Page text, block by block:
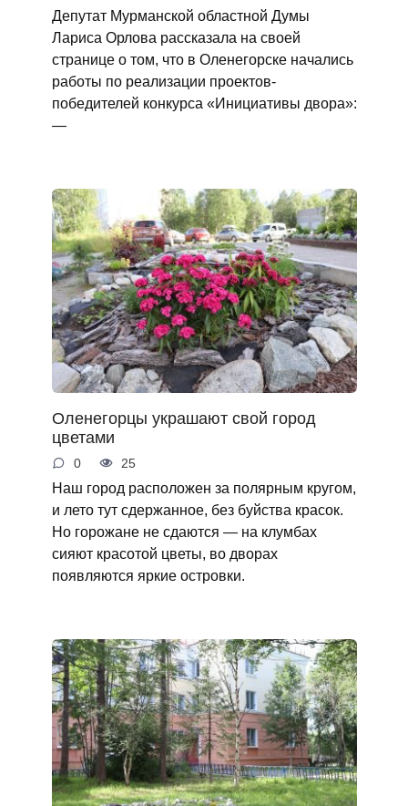
Депутат Мурманской областной Думы
Лариса Орлова рассказала на своей
странице о том, что в Оленегорске начались
работы по реализации проектов-
победителей конкурса «Инициативы двора»:
—
Оленегорцы украшают свой город
цветами
0 25
Наш город расположен за полярным кругом,
и лето тут сдержанное, без буйства красок.
Но горожане не сдаются — на клумбах
сияют красотой цветы, во дворах
появляются яркие островки.